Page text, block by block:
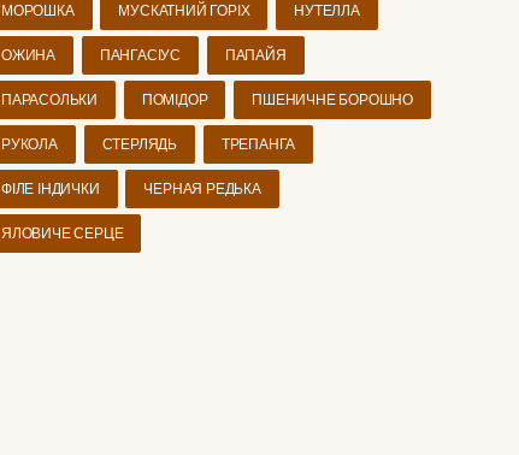
МОРОШКА МУСКАТНИЙ ГОРІХ НУТЕЛЛА
ОЖИНА ПАНГАСІУС ПАПАЙЯ
ПАРАСОЛЬКИ ПОМІДОР ПШЕНИЧНЕ БОРОШНО
РУКОЛА СТЕРЛЯДЬ ТРЕПАНГА
ФІЛЕ ІНДИЧКИ ЧЕРНАЯ РЕДЬКА
ЯЛОВИЧЕ СЕРЦЕ